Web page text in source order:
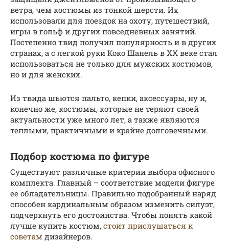
ветра, чем костюмы из тонкой шерсти. Их
использовали для поездок на охоту, путешествий,
игры в гольф и других повседневных занятий.
Постепенно твид получил популярность и в других
странах, а с легкой руки Коко Шанель в XX веке стал
использоваться не только для мужских костюмов,
но и для женских.
Из твида шьются пальто, кепки, аксессуары, ну и,
конечно же, костюмы, которые не теряют своей
актуальности уже много лет, а также являются
теплыми, практичными и крайне долговечными.
Подбор костюма по фигуре
Существуют различные критерии выбора офисного
комплекта. Главный – соответствие модели фигуре
ее обладательницы. Правильно подобранный наряд
способен кардинальным образом изменить силуэт,
подчеркнуть его достоинства. Чтобы понять какой
лучше купить костюм, стоит прислушаться к
советам дизайнеров.